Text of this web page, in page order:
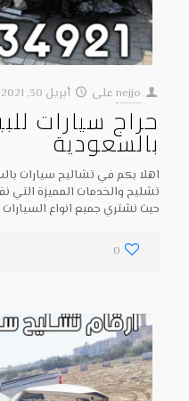
nejjo على أبريل 30, 2021
حراج سيارات
بالسعودية
اهلا بكم في تشاليح سيارات
تشليح والخدمات المميزة التي
حيث نشتري جميع انواع
0